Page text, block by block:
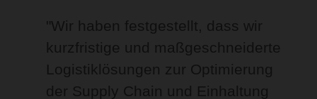
"Wir haben festgestellt, dass wir
kurzfristige und maßgeschneiderte
Logistiklösungen zur Optimierung
der Supply Chain und Einhaltung